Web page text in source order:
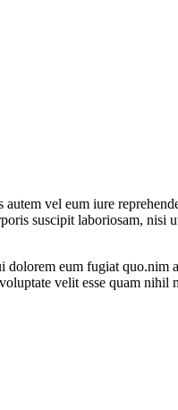
vel eum iure
suscipit laboriosam, nisi
eum fugiat
velit esse quam